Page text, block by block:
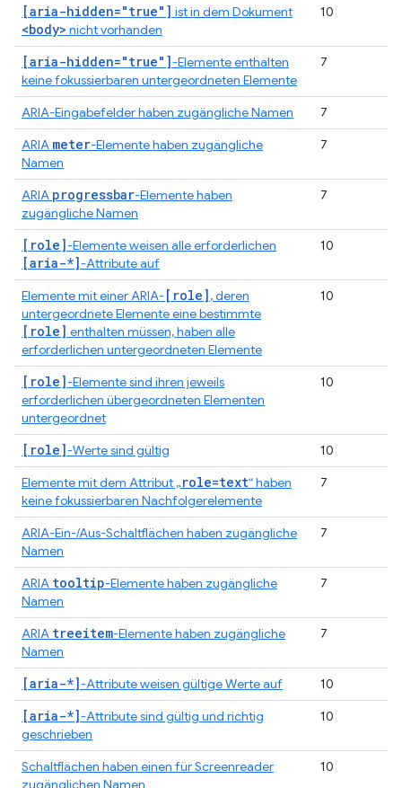
[aria-hidden="true"] ist in dem Dokument
<body> nicht vorhanden
10
[aria-hidden="true"]-Elemente enthalten
keine fokussierbaren untergeordneten Elemente
7
ARIA-Eingabefelder haben zugängliche Namen
7
ARIA meter-Elemente haben zugängliche
Namen
7
ARIA progressbar-Elemente haben
zugängliche Namen
7
[role]-Elemente weisen alle erforderlichen
[aria-*]-Attribute auf
10
Elemente mit einer ARIA-[role], deren
untergeordnete Elemente eine bestimmte
[role] enthalten müssen, haben alle
erforderlichen untergeordneten Elemente
10
[role]-Elemente sind ihren jeweils
erforderlichen übergeordneten Elementen
untergeordnet
10
[role]-Werte sind gültig
10
Elemente mit dem Attribut „role=text“ haben
keine fokussierbaren Nachfolgerelemente
7
ARIA-Ein-/Aus-Schaltflächen haben zugängliche
Namen
7
ARIA tooltip-Elemente haben zugängliche
Namen
7
ARIA treeitem-Elemente haben zugängliche
Namen
7
[aria-*]-Attribute weisen gültige Werte auf 10
[aria-*]-Attribute sind gültig und richtig
geschrieben
10
Schaltflächen haben einen für Screenreader
zugänglichen Namen
10